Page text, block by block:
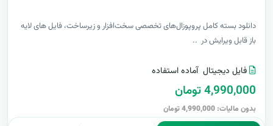
دانلود بسته کامل پروپوزال‌های تخصصی سخت‌افزار و زیرساخت، فایل های لایه
باز قابل ویرایش در ..
فایل دیجیتال آماده استفاده
4,990,000 تومان
بدون مالیات: 4,990,000 تومان